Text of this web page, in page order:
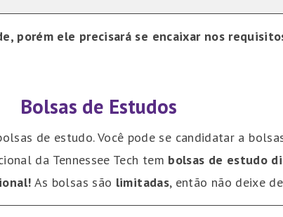
porém ele precisará se encaixar nos
Bolsas de Estudos
de estudo. Você pode se candidatar a
da Tennessee Tech tem bolsas de estudo
As bolsas são limitadas, então não deixe